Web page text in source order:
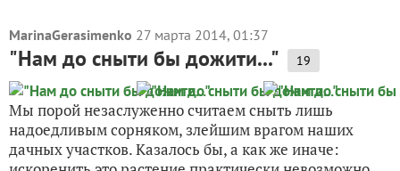
MarinaGerasimenko 27 марта 2014, 01:37
"Нам до сныти бы дожити..." 19
Мы порой незаслуженно считаем сныть лишь
надоедливым сорняком, злейшим врагом наших
дачных участков. Казалось бы, а как же иначе: